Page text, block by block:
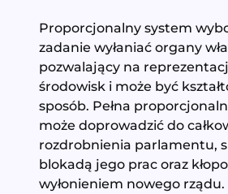
Proporcjonalny system
zadanie wyłaniać organy
pozwalający na
środowisk i może być
sposób. Pełna
może doprowadzić do
rozdrobnienia parlamentu,
blokadą jego prac oraz
wyłonieniem nowego